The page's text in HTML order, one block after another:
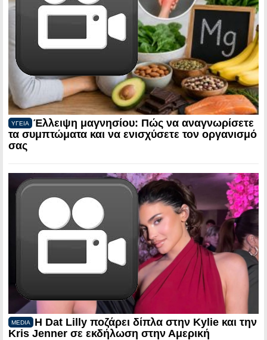
ΥΓΕΙΑ
Έλλειψη μαγνησίου: Πώς να αναγνωρίσετε
τα συμπτώματα και να ενισχύσετε τον οργανισμό
σας
MEDIA
Η Dat Lilly ποζάρει δίπλα στην Kylie και την
Kris Jenner σε εκδήλωση στην Αμερική